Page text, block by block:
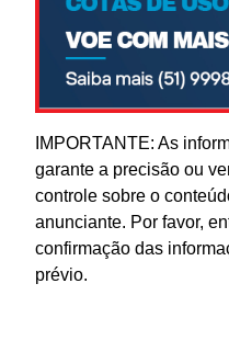
IMPORTANTE: As
garante a precisão ou
controle sobre o
anunciante. Por favor,
confirmação das
prévio.